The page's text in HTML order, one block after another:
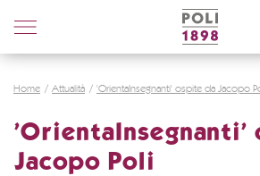
Poli
Home Attualità 'OrientaInsegnanti' ospite da Jacopo
'OrientaInsegnanti'
Jacopo Poli